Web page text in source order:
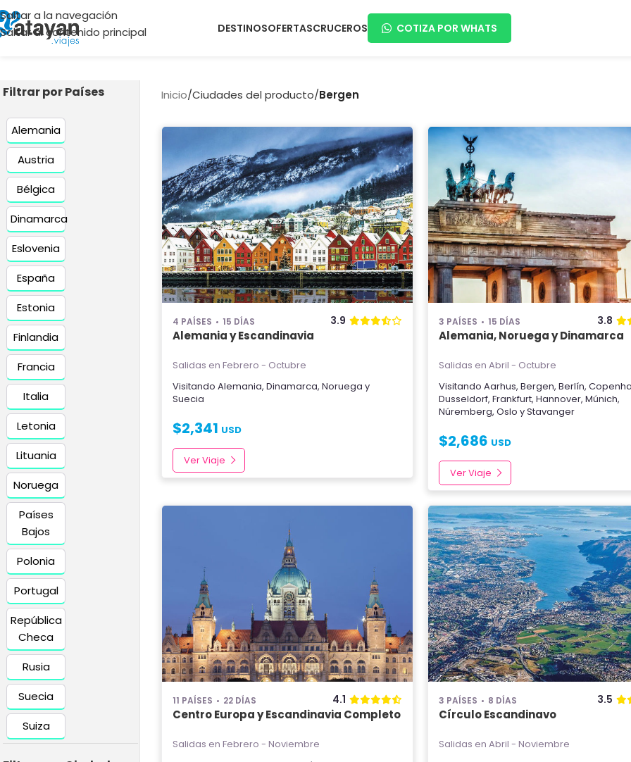
Saltar a la navegación
Saltar al contenido principal
DESTINOSOFERTASCRUCEROS COTIZA POR WHATS
Filtrar por Países
Alemania
Austria
Bélgica
Dinamarca
Eslovenia
España
Estonia
Finlandia
Francia
Italia
Letonia
Lituania
Noruega
Países
Bajos
Polonia
Portugal
República
Checa
Rusia
Suecia
Suiza
Inicio/Ciudades del producto/Bergen
4 PAÍSES 15 DÍAS 3.9
Alemania y Escandinavia
Salidas en Febrero - Octubre
Visitando Alemania, Dinamarca, Noruega y
Suecia
$2,341 USD
Ver Viaje
3 PAÍSES 15 DÍAS 3.8
Alemania, Noruega y Dinamarca
Salidas en Abril - Octubre
VisitandoAarhus,Bergen,Berlín,
Dusseldorf,Frankfurt,Hannover,Múnich,
Núremberg,Oslo yStavanger
$2,686 USD
Ver Viaje
11 PAÍSES 22 DÍAS 4.1
Centro Europa y Escandinavia Completo
Salidas en Febrero - Noviembre
3 PAÍSES 8 DÍAS 3.5
Círculo Escandinavo
Salidas en Abril - Noviembre